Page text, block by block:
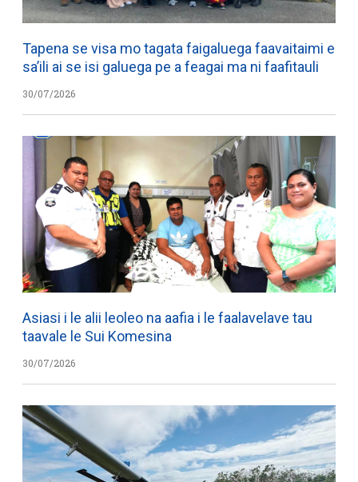
Tapena se visa mo tagata faigaluega faavaitaimi e
sa’ili ai se isi galuega pe a feagai ma ni faafitauli
30/07/2026
Asiasi i le alii leoleo na aafia i le faalavelave tau
taavale le Sui Komesina
30/07/2026